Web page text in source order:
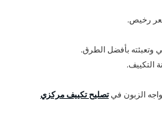
رخيص.
وتعبئته بأفضل الطرق.
التكييف.
الزبون فيتصليح تكييف مركزي